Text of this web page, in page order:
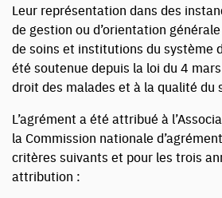
Leur représentation dans des
de gestion ou d’orientation
de soins et institutions du système
été soutenue depuis la loi du 4
droit des malades et à la qualité du
L’agrément a été attribué à
la Commission nationale
critères suivants et pour les trois
attribution :